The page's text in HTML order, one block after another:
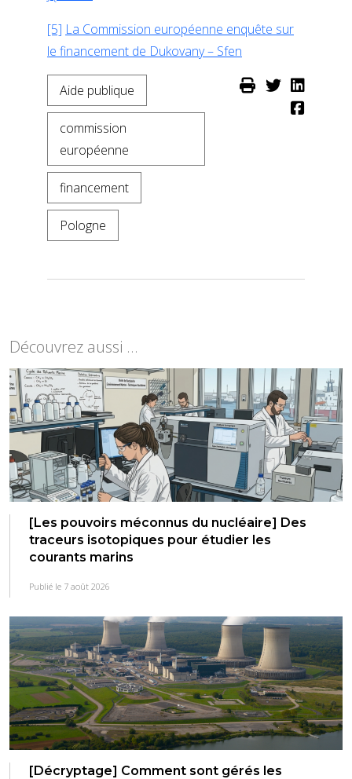
[5] La Commission européenne enquête sur
le financement de Dukovany – Sfen
Aide publique
commission
européenne
financement
Pologne
Découvrez aussi ...
[Les pouvoirs méconnus du nucléaire] Des
traceurs isotopiques pour étudier les
courants marins
Publié le 7 août 2026
[Décryptage] Comment sont gérés les